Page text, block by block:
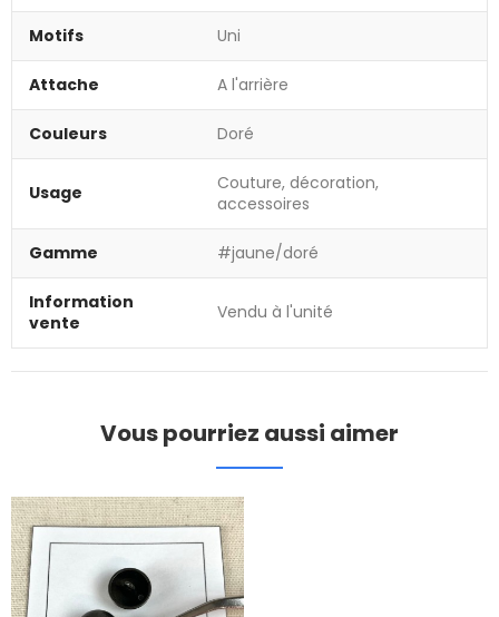
Motifs Uni
Attache A l'arrière
Couleurs Doré
Usage
Couture, décoration,
accessoires
Gamme #jaune/doré
Information
vente
Vendu à l'unité
Vous pourriez aussi aimer